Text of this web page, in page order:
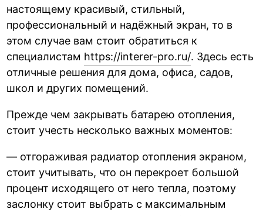
настоящему красивый, стильный,
профессиональный и надёжный экран, то в
этом случае вам стоит обратиться к
специалистам https://interer-pro.ru/. Здесь есть
отличные решения для дома, офиса, садов,
школ и других помещений.
Прежде чем закрывать батарею отопления,
стоит учесть несколько важных моментов:
— отгораживая радиатор отопления экраном,
стоит учитывать, что он перекроет большой
процент исходящего от него тепла, поэтому
заслонку стоит выбрать с максимальным